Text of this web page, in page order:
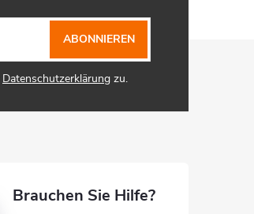
Datenschutzerklärung zu.
ABONNIEREN